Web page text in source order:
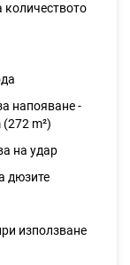
напояване -
m²)
на удар
дюзите
използване